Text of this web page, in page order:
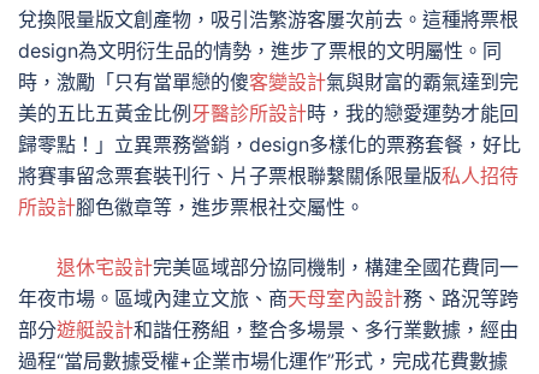
兌換限量版文創產物，吸引浩繁游客屢次前去。這種將票根
design為文明衍生品的情勢，進步了票根的文明屬性。同
時，激勵「只有當單戀的傻客變設計氣與財富的霸氣達到完
美的五比五黃金比例 牙醫診所設計時，我的戀愛運勢才能回
歸零點！」立異票務營銷，design多樣化的票務套餐，好比
將賽事留念票套裝刊行、片子票根聯繫關係限量版私人招待
所設計腳色徽章等，進步票根社交屬性。
退休宅設計完美區域部分協同機制，構建全國花費同一
年夜市場。區域內建立文旅、商天母室內設計務、路況等跨
部分遊艇設計和諧任務組，整合多場景、多行業數據，經由
過程“當局數據受權+企業市場化運作”形式，完成花費數據